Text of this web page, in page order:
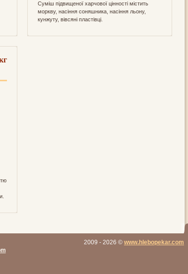
Суміш підвищеної харчової цінності містить
моркву, насіння соняшника, насіння льону,
кунжуту, вівсяні пластівці.
2009 - 2026 © www.hlebopekar.com